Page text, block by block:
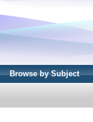
Browse by Subject